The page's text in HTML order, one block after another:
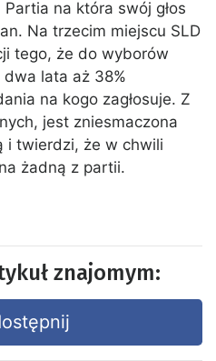
na która swój głos
Na trzecim miejscu SLD
tego, że do wyborów
lata aż 38%
na kogo zagłosuje. Z
jest zniesmaczona
i twierdzi, że w chwili
żadną z partii.
znajomym: